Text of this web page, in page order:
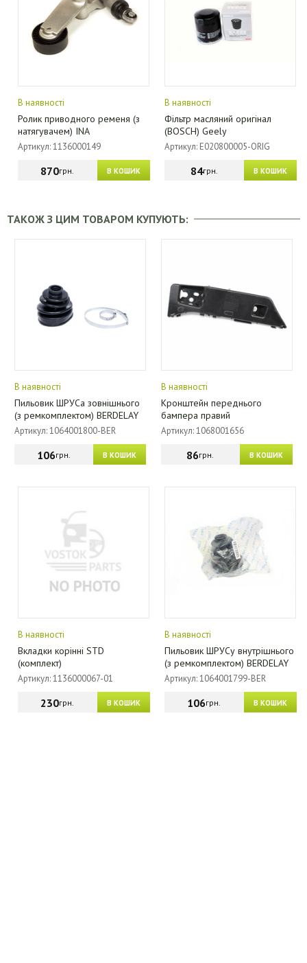
В наявності
Ролик приводного ременя (з
натягувачем) INA
Артикул: 1136000149
В КОШИК
870грн.
В наявності
Фільтр масляний оригінал
(BOSCH) Geely
Артикул: E020800005-ORIG
В КОШИК
84грн.
ТАКОЖ З ЦИМ ТОВАРОМ КУПУЮТЬ:
В наявності
Пильовик ШРУСа зовнішнього
(з ремкомплектом) BERDELAY
Артикул: 1064001800-BER
В КОШИК
106грн.
В наявності
Кронштейн переднього
бампера правий
Артикул: 1068001656
В КОШИК
86грн.
В наявності
Вкладки корінні STD
(комплект)
Артикул: 1136000067-01
В КОШИК
230грн.
В наявності
Пильовик ШРУСу внутрішнього
(з ремкомплектом) BERDELAY
Артикул: 1064001799-BER
В КОШИК
106грн.